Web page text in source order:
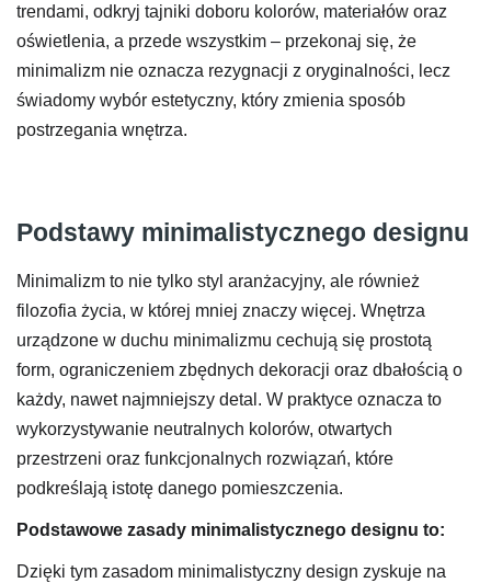
trendami, odkryj tajniki doboru kolorów, materiałów oraz
oświetlenia, a przede wszystkim – przekonaj się, że
minimalizm nie oznacza rezygnacji z oryginalności, lecz
świadomy wybór estetyczny, który zmienia sposób
postrzegania wnętrza.
Podstawy minimalistycznego designu
Minimalizm to nie tylko styl aranżacyjny, ale również
filozofia życia, w której mniej znaczy więcej. Wnętrza
urządzone w duchu minimalizmu cechują się prostotą
form, ograniczeniem zbędnych dekoracji oraz dbałością o
każdy, nawet najmniejszy detal. W praktyce oznacza to
wykorzystywanie neutralnych kolorów, otwartych
przestrzeni oraz funkcjonalnych rozwiązań, które
podkreślają istotę danego pomieszczenia.
Podstawowe zasady minimalistycznego designu to:
Dzięki tym zasadom minimalistyczny design zyskuje na